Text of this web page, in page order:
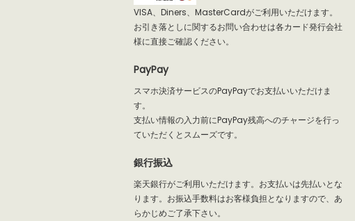
VISA、Diners、MasterCardがご利用いただけます。
お引き落としに関するお問い合わせは各カード発行会社
様に直接ご確認ください。
PayPay
スマホ決済サービスのPayPayでお支払いいただけま
す。
支払い情報の入力前にPayPay残高へのチャージを行っ
ていただくとスムーズです。
銀行振込
楽天銀行がご利用いただけます。お支払いは先払いとな
ります。お振込手数料はお客様負担となりますので、あ
らかじめご了承下さい。